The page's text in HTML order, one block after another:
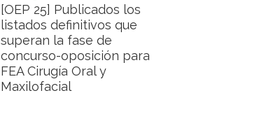
[OEP 25] Publicados los
listados definitivos que
superan la fase de
concurso-oposición para
FEA Cirugía Oral y
Maxilofacial